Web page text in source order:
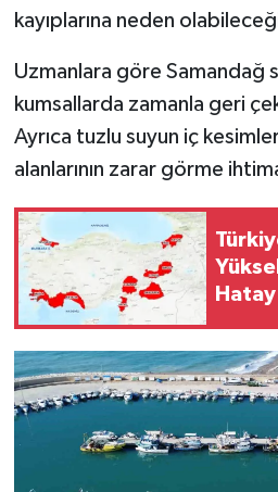
kayıplarına neden
Uzmanlara göre Samandağ
kumsallarda zamanla geri
Ayrıca tuzlu suyun iç
alanlarının zarar görme